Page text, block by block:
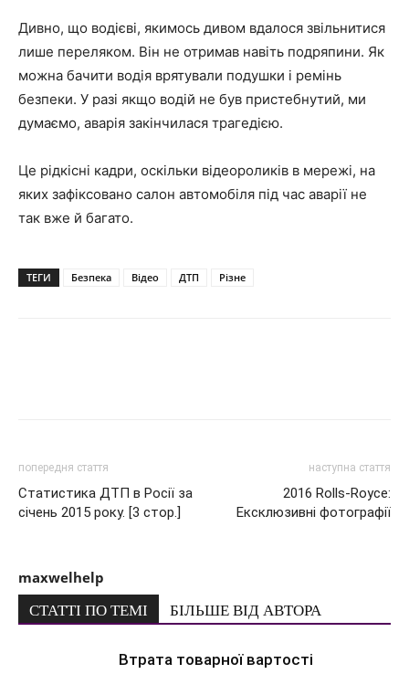
Дивно, що водієві, якимось дивом вдалося звільнитися
лише переляком. Він не отримав навіть подряпини. Як
можна бачити водія врятували подушки і ремінь
безпеки. У разі якщо водій не був пристебнутий, ми
думаємо, аварія закінчилася трагедією.
Це рідкісні кадри, оскільки відеороликів в мережі, на
яких зафіксовано салон автомобіля під час аварії не
так вже й багато.
ТЕГИ Безпека Відео ДТП Різне
попередня стаття
Статистика ДТП в Росії за
січень 2015 року. [3 стор.]
наступна стаття
2016 Rolls-Royce:
Ексклюзивні фотографії
maxwelhelp
СТАТТІ ПО ТЕМІ БІЛЬШЕ ВІД АВТОРА
Втрата товарної вартості